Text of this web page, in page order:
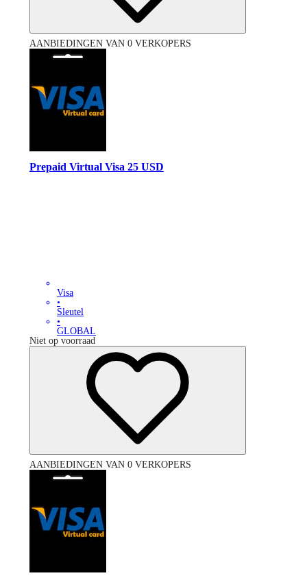
AANBIEDINGEN VAN 0 VERKOPERS
Prepaid Virtual Visa 25 USD
Visa
•
Sleutel
•
GLOBAL
Niet op voorraad
AANBIEDINGEN VAN 0 VERKOPERS